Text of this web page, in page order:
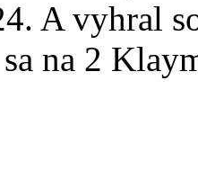
A vyhral
na 2